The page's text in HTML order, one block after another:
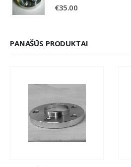
€35.00
PANAŠŪS PRODUKTAI